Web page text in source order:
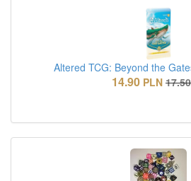
Altered TCG: Beyond the
14.90 PLN 17.50